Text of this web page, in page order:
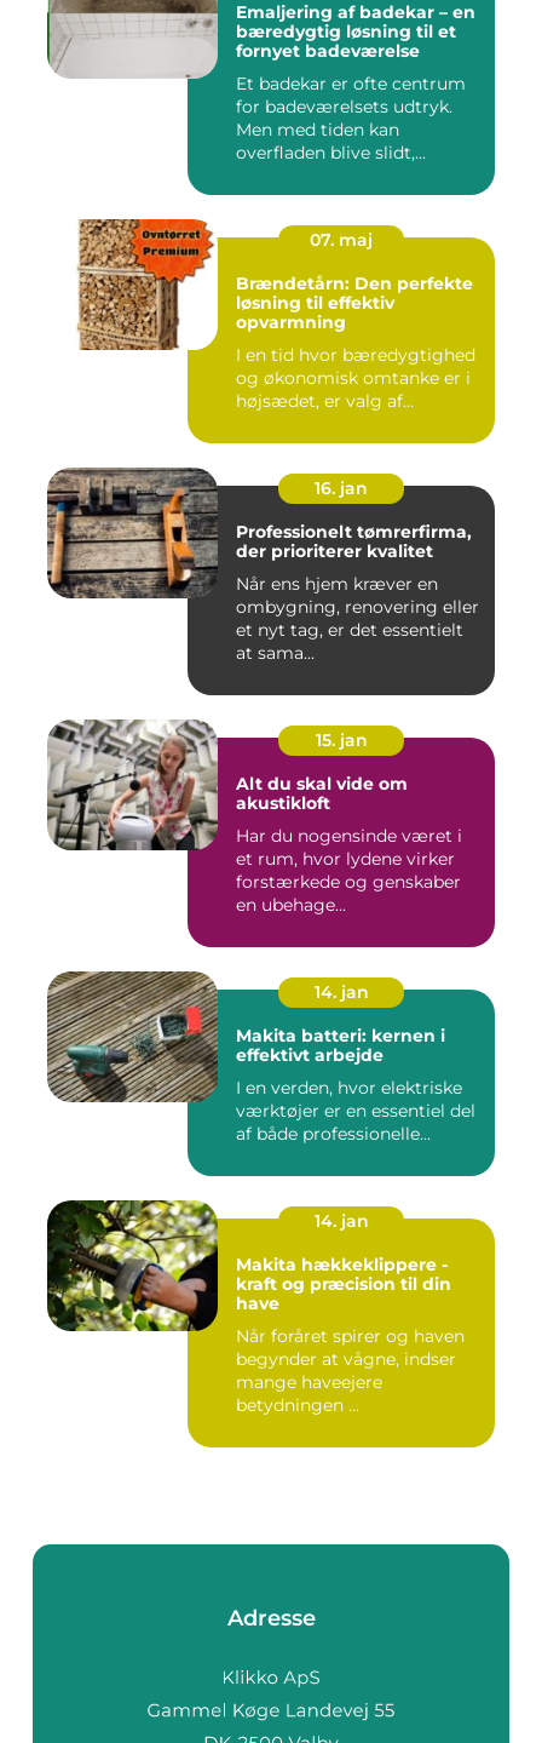
Emaljering af badekar – en
bæredygtig løsning til et
fornyet badeværelse
Et badekar er ofte centrum
for badeværelsets udtryk.
Men med tiden kan
overfladen blive slidt,...
07. maj
Brændetårn: Den perfekte
løsning til effektiv
opvarmning
I en tid hvor bæredygtighed
og økonomisk omtanke er i
højsædet, er valg af...
16. jan
Professionelt tømrerfirma,
der prioriterer kvalitet
Når ens hjem kræver en
ombygning, renovering eller
et nyt tag, er det essentielt
at sama...
15. jan
Alt du skal vide om
akustikloft
Har du nogensinde været i
et rum, hvor lydene virker
forstærkede og genskaber
en ubehage...
14. jan
Makita batteri: kernen i
effektivt arbejde
I en verden, hvor elektriske
værktøjer er en essentiel del
af både professionelle...
14. jan
Makita hækkeklippere -
kraft og præcision til din
have
Når foråret spirer og haven
begynder at vågne, indser
mange haveejere
betydningen ...
Adresse